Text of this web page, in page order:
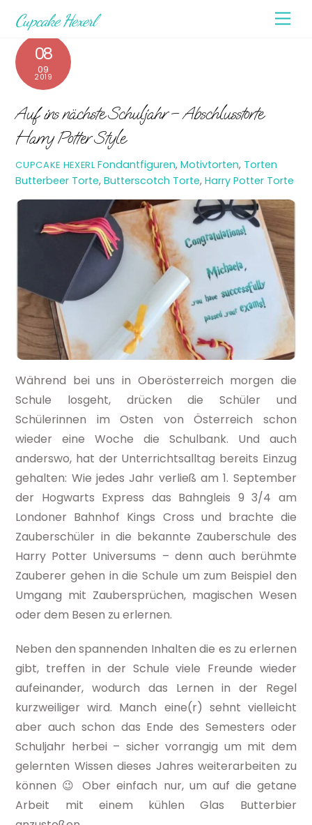
content
Cupcake Hexerl
08
09
2019
Auf ins nächste Schuljahr – Abschlusstorte
Harry Potter Style
CUPCAKE HEXERL Fondantfiguren,Motivtorten, Torten
Butterbeer Torte,Butterscotch Torte,Harry Potter Torte
Während bei uns in Oberösterreich morgen die
Schule losgeht, drücken die Schüler und
Schülerinnen im Osten von Österreich schon
wieder eine Woche die Schulbank. Und auch
anderswo, hat der Unterrichtsalltag bereits Einzug
gehalten: Wie jedes Jahr verließ am 1. September
der Hogwarts Express das Bahngleis 9 3/4 am
Londoner Bahnhof Kings Cross und brachte die
Zauberschüler in die bekannte Zauberschule des
Harry Potter Universums – denn auch berühmte
Zauberer gehen in die Schule um zum Beispiel den
Umgang mit Zaubersprüchen, magischen Wesen
oder dem Besen zu erlernen.
Neben den spannenden Inhalten die es zu erlernen
gibt, treffen in der Schule viele Freunde wieder
aufeinander, wodurch das Lernen in der Regel
kurzweiliger wird. Manch eine(r) sehnt vielleicht
aber auch schon das Ende des Semesters oder
Schuljahr herbei – sicher vorrangig um mit dem
gelernten Wissen dieses Jahres weiterarbeiten zu
können 😉 Ober einfach nur, um auf die getane
Arbeit mit einem kühlen Glas Butterbier